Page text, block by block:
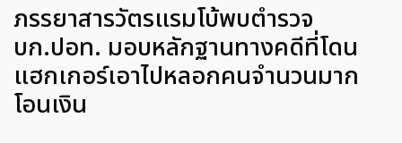
ภรรยาสารวัตรแรมโบ้พบตำรวจ
บก.ปอท. มอบหลักฐานทางคดีที่โดน
แฮกเกอร์เอาไปหลอกคนจำนวนมาก
โอนเงิน